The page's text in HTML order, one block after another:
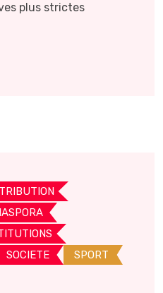
plus strictes
SOCIETE SPORT